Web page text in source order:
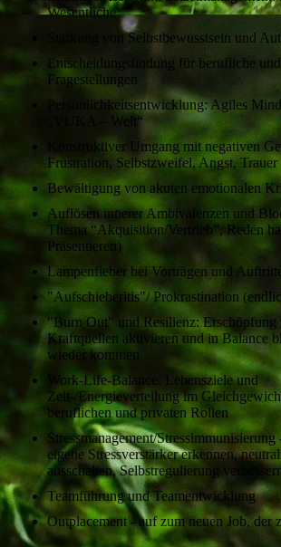
Wesentliche
Stärkung von Selbstbewusstsein und
Entscheidungsfindung für berufliche
Fragestellungen
Persönlichkeitsentwicklung: Agiles
„VUKA – Welt“
Konstruktiver Umgang mit negativen
Frustration, Selbstzweifel, Angst, Trauer
Bewältigung von akuten emotionalen
Auflösen innerer Ambivalenzen und
Thema “Akquisition/Vertrieb”, Reden
Präsentieren)
Lampenfieber bei Vorträgen und
"Aufschieberitis"/ Prokrastination
"Burn Out" und Resilienz: Erschöpfung
Kraftquellen aktivieren und in Balance
wieder kommen
Work-Life-Balance: Lebensziele und
Zeit-/Energieverteilung im
beruflichen und privaten Rollen
Stressmanagement/
eigene Stressverstärker erkennen,
ausschalten, Selbstregulierung
Teamführung und Teamentwicklung
Outplacement - auf zum neuen Job, der